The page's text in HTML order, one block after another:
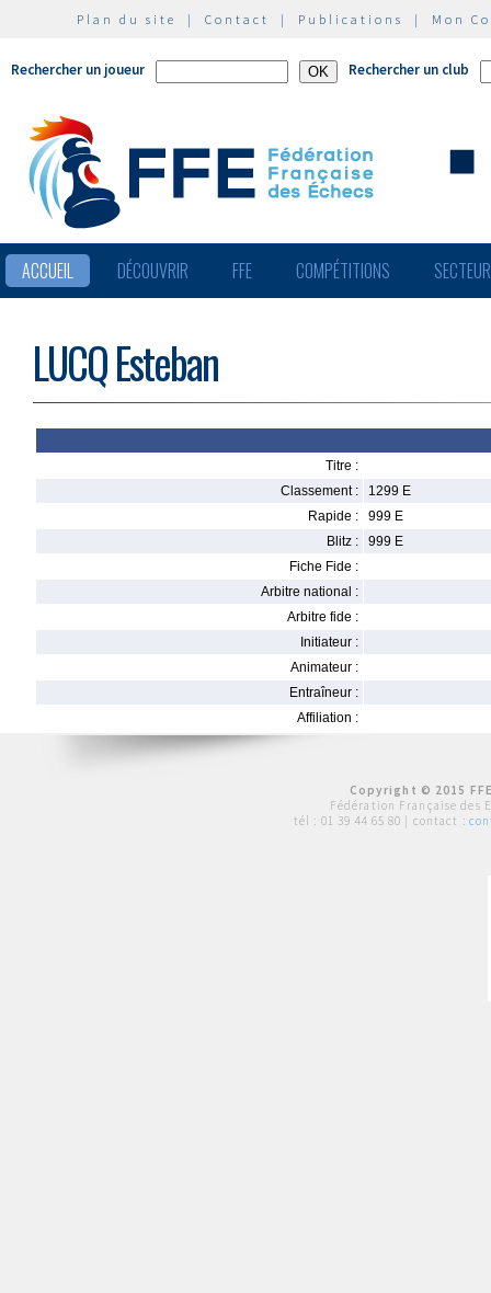
Plan du site | Contact | Publications | Mon
Rechercher un joueur Rechercher un club
ACCUEIL DÉCOUVRIR FFE COMPÉTITIONS
LUCQ Esteban
Titre :
Classement :
1299 E
Rapide :
999 E
Blitz :
999 E
Fiche Fide :
Arbitre national :
Arbitre fide :
Initiateur :
Animateur :
Entraîneur :
Affiliation :
Copyright © 2015
Fédération Française des
tél : 01 39 44 65 80 | contact :